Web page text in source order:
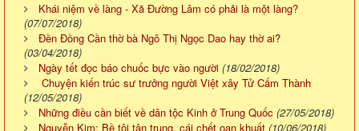
Khái niệm về làng - Xã Đường Lâm có phải là một làng?
(07/07/2018)
Đền Đồng Cần thờ bà Ngô Thị Ngọc Dao hay thờ ai?
(03/04/2018)
Ngày tết đọc báo chuốc bực vào người (18/02/2018)
Chuyện kiến trúc sư trưởng người Việt xây Tử Cấm Thành
(12/05/2018)
Những điều cần biết về dân tộc Kinh ở Trung Quốc (27/05/2018)
Nguyễn Kim: Bề tôi tận trung, cái chết oan khuất (10/06/2018)